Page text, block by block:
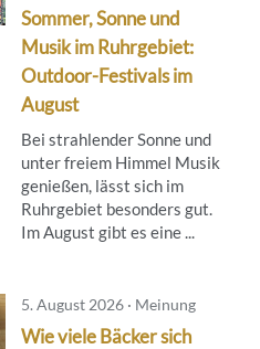
Sommer, Sonne und
Musik im Ruhrgebiet:
Outdoor-Festivals im
August
Bei strahlender Sonne und
unter freiem Himmel Musik
genießen, lässt sich im
Ruhrgebiet besonders gut.
Im August gibt es eine ...
5. August 2026 · Meinung
Wie viele Bäcker sich